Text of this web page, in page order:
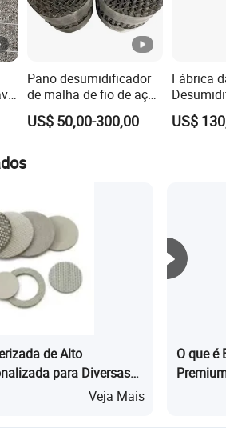
Pano desumidificador
de malha de fio de aço
inoxidável para óleo e
ar / Filtro
desumidificador de
US$ 50,00-300,00
Fábrica
Malha
Filtragem
US$
de Alto
para Diversas
Veja Mais
O que é